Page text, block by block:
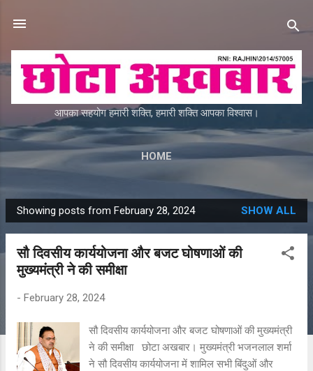
आपका सहयोग हमारी शक्ति, हमारी शक्ति आपका विश्वास।
HOME
P
o
Showing posts from February 28, 2024 SHOW ALL
सौ दिवसीय कार्ययोजना और बजट घोषणाओं की
मुख्यमंत्री ने की समीक्षा
- February 28, 2024
सौ दिवसीय कार्ययोजना और बजट घोषणाओं की मुख्यमंत्री
ने की समीक्षा छोटा अखबार। मुख्यमंत्री भजनलाल शर्मा
ने सौ दिवसीय कार्ययोजना में शामिल सभी बिंदुओं और